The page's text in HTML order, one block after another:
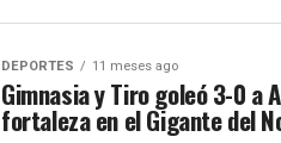
DEPORTES 11 meses ago
Gimnasia y Tiro goleó 3-0 a
fortaleza en el Gigante del